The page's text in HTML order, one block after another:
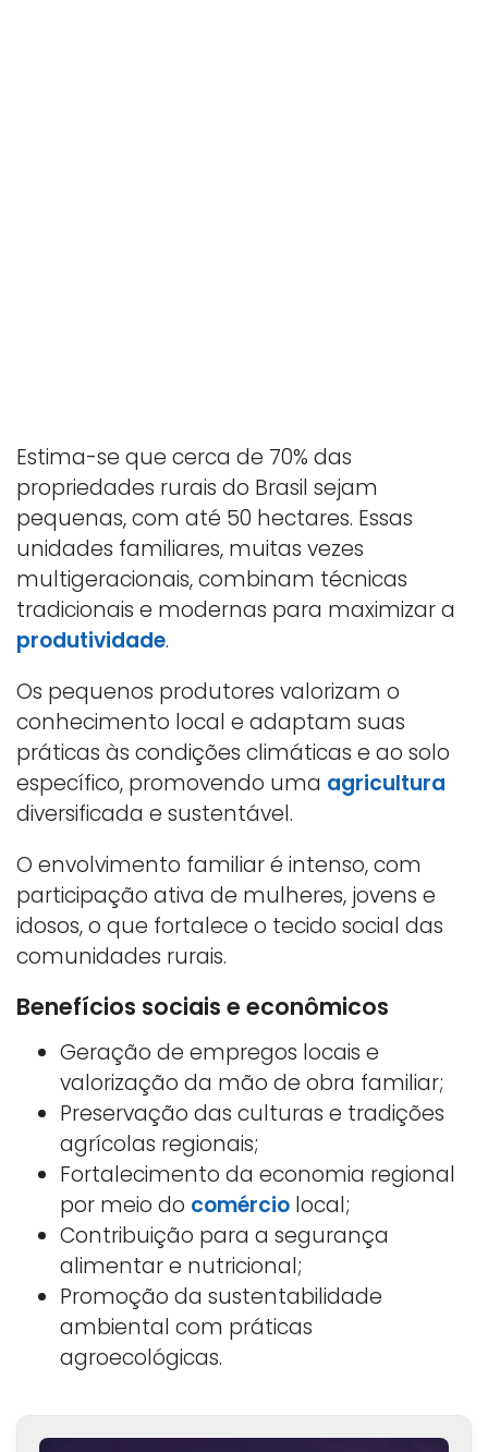
Estima-se que cerca de 70% das
propriedades rurais do Brasil sejam
pequenas, com até 50 hectares. Essas
unidades familiares, muitas vezes
multigeracionais, combinam técnicas
tradicionais e modernas para maximizar a
produtividade.
Os pequenos produtores valorizam o
conhecimento local e adaptam suas
práticas às condições climáticas e ao solo
específico, promovendo uma agricultura
diversificada e sustentável.
O envolvimento familiar é intenso, com
participação ativa de mulheres, jovens e
idosos, o que fortalece o tecido social das
comunidades rurais.
Benefícios sociais e econômicos
Geração de empregos locais e
valorização da mão de obra familiar;
Preservação das culturas e tradições
agrícolas regionais;
Fortalecimento da economia regional
por meio do comércio local;
Contribuição para a segurança
alimentar e nutricional;
Promoção da sustentabilidade
ambiental com práticas
agroecológicas.